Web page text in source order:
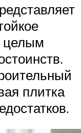
целым
плитка